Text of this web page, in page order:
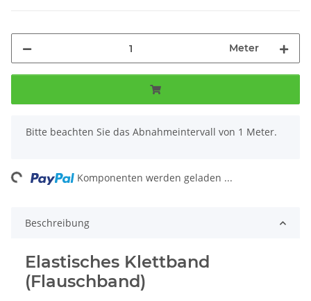
Meter
x
Bitte beachten Sie das Abnahmeintervall von 1 Meter.
Komponenten werden geladen ...
Beschreibung
Elastisches Klettband
(Flauschband)